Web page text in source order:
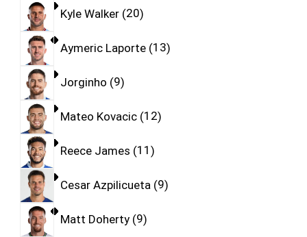
Kyle Walker 20
Aymeric Laporte 13
Jorginho 9
Mateo Kovacic 12
Reece James 11
Cesar Azpilicueta 9
Matt Doherty 9